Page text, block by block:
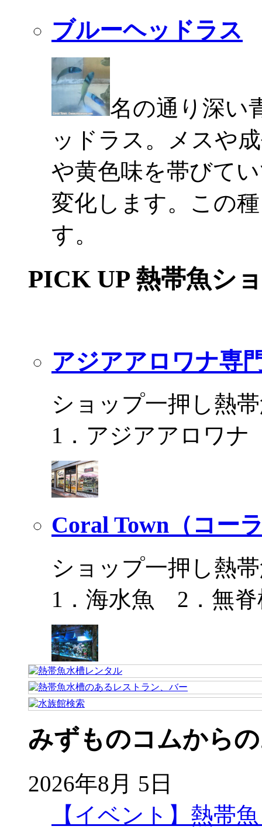
ブルーヘッドラス
名の通り深い
ッドラス。メスや
や黄色味を帯びて
変化します。この
す。
PICK UP 熱帯魚シ
アジアアロワナ専
ショップ一押し熱
1．アジアアロワ
Coral Town（コー
ショップ一押し熱
1．海水魚 2．無脊
みずものコムから
2026年8月 5日
【イベント】熱帯